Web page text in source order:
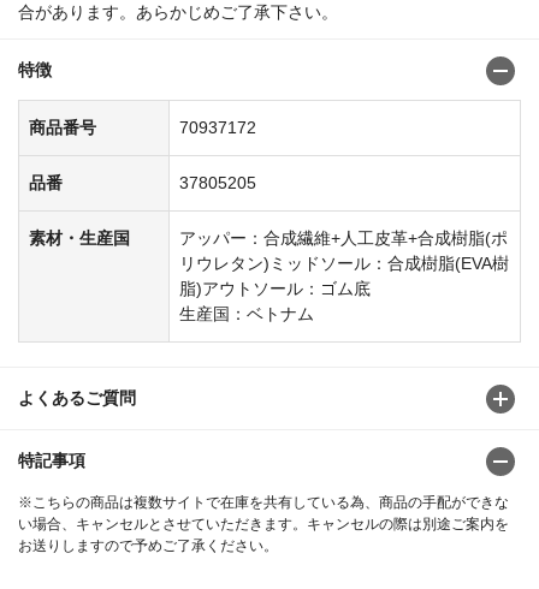
合があります。あらかじめご了承下さい。
特徴
商品番号 70937172
品番 37805205
素材・生産国
アッパー：合成繊維+人工皮革+合成樹脂(ポ
リウレタン)ミッドソール：合成樹脂(EVA樹
脂)アウトソール：ゴム底
生産国：ベトナム
よくあるご質問
特記事項
※こちらの商品は複数サイトで在庫を共有している為、商品の手配ができな
い場合、キャンセルとさせていただきます。キャンセルの際は別途ご案内を
お送りしますので予めご了承ください。